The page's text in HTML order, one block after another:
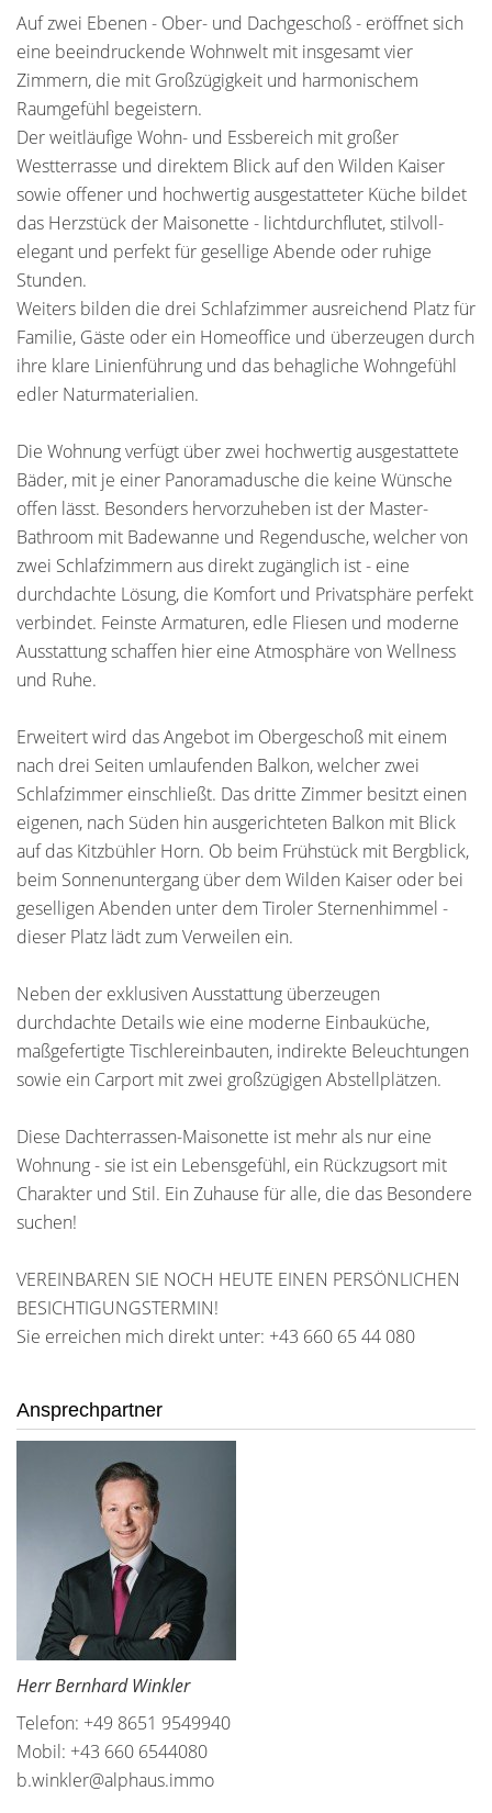
Auf zwei Ebenen - Ober- und Dachgeschoß - eröffnet sich
eine beeindruckende Wohnwelt mit insgesamt vier
Zimmern, die mit Großzügigkeit und harmonischem
Raumgefühl begeistern.
Der weitläufige Wohn- und Essbereich mit großer
Westterrasse und direktem Blick auf den Wilden Kaiser
sowie offener und hochwertig ausgestatteter Küche bildet
das Herzstück der Maisonette - lichtdurchflutet, stilvoll-
elegant und perfekt für gesellige Abende oder ruhige
Stunden.
Weiters bilden die drei Schlafzimmer ausreichend Platz für
Familie, Gäste oder ein Homeoffice und überzeugen durch
ihre klare Linienführung und das behagliche Wohngefühl
edler Naturmaterialien.
Die Wohnung verfügt über zwei hochwertig ausgestattete
Bäder, mit je einer Panoramadusche die keine Wünsche
offen lässt. Besonders hervorzuheben ist der Master-
Bathroom mit Badewanne und Regendusche, welcher von
zwei Schlafzimmern aus direkt zugänglich ist - eine
durchdachte Lösung, die Komfort und Privatsphäre perfekt
verbindet. Feinste Armaturen, edle Fliesen und moderne
Ausstattung schaffen hier eine Atmosphäre von Wellness
und Ruhe.
Erweitert wird das Angebot im Obergeschoß mit einem
nach drei Seiten umlaufenden Balkon, welcher zwei
Schlafzimmer einschließt. Das dritte Zimmer besitzt einen
eigenen, nach Süden hin ausgerichteten Balkon mit Blick
auf das Kitzbühler Horn. Ob beim Frühstück mit Bergblick,
beim Sonnenuntergang über dem Wilden Kaiser oder bei
geselligen Abenden unter dem Tiroler Sternenhimmel -
dieser Platz lädt zum Verweilen ein.
Neben der exklusiven Ausstattung überzeugen
durchdachte Details wie eine moderne Einbauküche,
maßgefertigte Tischlereinbauten, indirekte Beleuchtungen
sowie ein Carport mit zwei großzügigen Abstellplätzen.
Diese Dachterrassen-Maisonette ist mehr als nur eine
Wohnung - sie ist ein Lebensgefühl, ein Rückzugsort mit
Charakter und Stil. Ein Zuhause für alle, die das Besondere
suchen!
VEREINBAREN SIE NOCH HEUTE EINEN PERSÖNLICHEN
BESICHTIGUNGSTERMIN!
Sie erreichen mich direkt unter: +43 660 65 44 080
Ansprechpartner
Herr Bernhard Winkler
Telefon: +49 8651 9549940
Mobil: +43 660 6544080
b.winkler@alphaus.immo